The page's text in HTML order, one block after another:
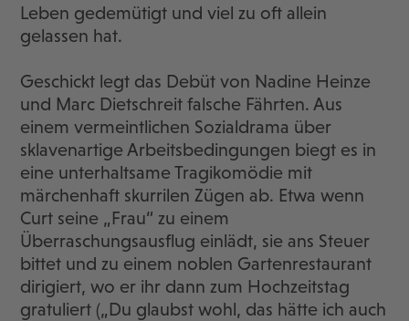
Leben gedemütigt und viel zu oft allein
gelassen hat.
Geschickt legt das Debüt von Nadine Heinze
und Marc Dietschreit falsche Fährten. Aus
einem vermeintlichen Sozialdrama über
sklavenartige Arbeitsbedingungen biegt es in
eine unterhaltsame Tragikomödie mit
märchenhaft skurrilen Zügen ab. Etwa wenn
Curt seine „Frau“ zu einem
Überraschungsausflug einlädt, sie ans Steuer
bittet und zu einem noblen Gartenrestaurant
dirigiert, wo er ihr dann zum Hochzeitstag
gratuliert („Du glaubst wohl, das hätte ich auch